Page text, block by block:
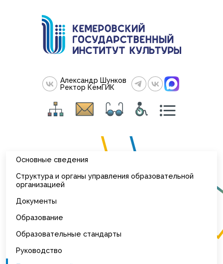
Александр Шунков
Ректор КемГИК
Основные сведения
Структура и органы управления образовательной
организацией
Документы
Образование
Образовательные стандарты
Руководство